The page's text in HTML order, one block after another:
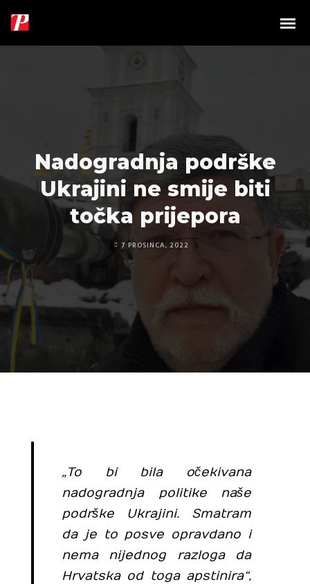
Nadogradnja podrške
Ukrajini ne smije biti
točka prijepora
7 PROSINCA, 2022
„To bi bila očekivana
nadogradnja politike naše
podrške Ukrajini. Smatram
da je to posve opravdano i
nema nijednog razloga da
Hrvatska od toga apstinira“,